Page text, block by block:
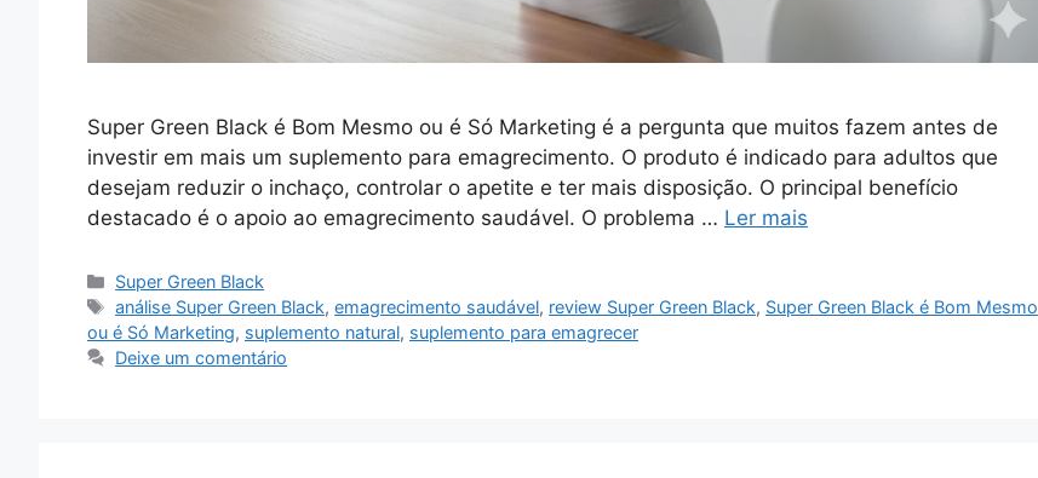
Super Green Black é Bom Mesmo ou é Só Marketing é a pergunta que muitos fazem antes de
investir em mais um suplemento para emagrecimento. O produto é indicado para adultos que
desejam reduzir o inchaço, controlar o apetite e ter mais disposição. O principal benefício
destacado é o apoio ao emagrecimento saudável. O problema … Ler mais
Categorias
Super Green Black
Tags
análise Super Green Black,emagrecimento saudável, review Super Green Black, Super Green Black é Bom Mesmo
ou é Só Marketing, suplemento natural, suplemento para emagrecer
Deixe um comentário